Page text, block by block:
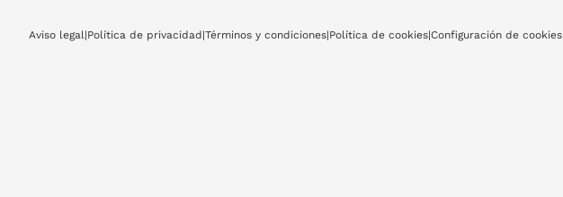
Aviso legal |Política de privacidad|Términos y condiciones|Política de cookies|Configuración de cookies